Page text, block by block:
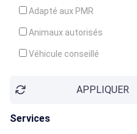
Adapté aux PMR
Animaux autorisés
Véhicule conseillé
APPLIQUER
Services